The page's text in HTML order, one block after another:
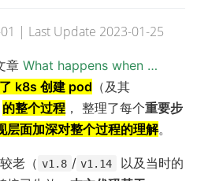
| Last Update 2023-01-25
章 What happens when …
k8s 创建 pod （及其
的整个过程 ， 整理了每个重要步
层面加深对整个过程的理解。
老（ v1.8 / v1.14 以及当时的